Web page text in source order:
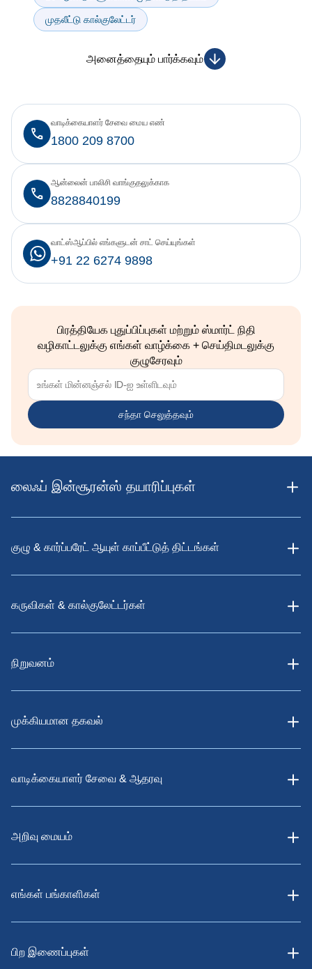
முதலீட்டு கால்குலேட்டர்
அனைத்தையும் பார்க்கவும்
1800 209 8700
வாடிக்கையாளர் சேவை மைய எண்
8828840199
ஆன்லைன் பாலிசி வாங்குதலுக்காக
+91 22 6274 9898
வாட்ஸ்ஆப்பில் எங்களுடன் சாட் செய்யுங்கள்
பிரத்தியேக புதுப்பிப்புகள் மற்றும் ஸ்மார்ட் நிதி
வழிகாட்டலுக்கு எங்கள் வாழ்க்கை + செய்திமடலுக்கு
குழுசேரவும்
சந்தா செலுத்தவும்
லைஃப் இன்சூரன்ஸ் தயாரிப்புகள்
குழு & கார்ப்பரேட் ஆயுள் காப்பீட்டுத் திட்டங்கள்
கருவிகள் & கால்குலேட்டர்கள்
நிறுவனம்
முக்கியமான தகவல்
வாடிக்கையாளர் சேவை & ஆதரவு
அறிவு மையம்
எங்கள் பங்காளிகள்
பிற இணைப்புகள்